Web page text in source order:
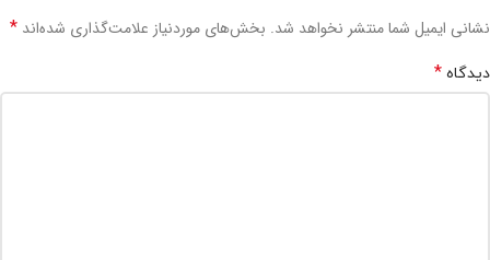
نشانی ایمیل شما منتشر نخواهد شد. بخش‌های موردنیاز علامت‌گذاری شده‌اند *
دیدگاه *